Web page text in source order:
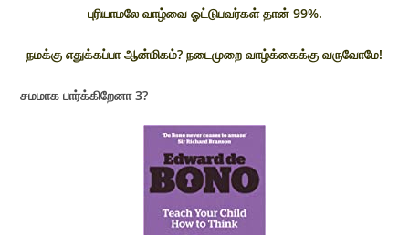
புரியாமலே வாழ்வை ஓட்டுபவர்கள் தான் 99%.
நமக்கு எதுக்கப்பா ஆன்மிகம்? நடைமுறை வாழ்க்கைக்கு வருவோமே!
சமமாக பார்க்கிறேனா 3?